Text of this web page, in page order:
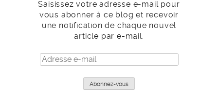
Saisissez votre adresse e-mail pour
vous abonner à ce blog et recevoir
une notification de chaque nouvel
article par e-mail.
Adresse
e-
Abonnez-vous